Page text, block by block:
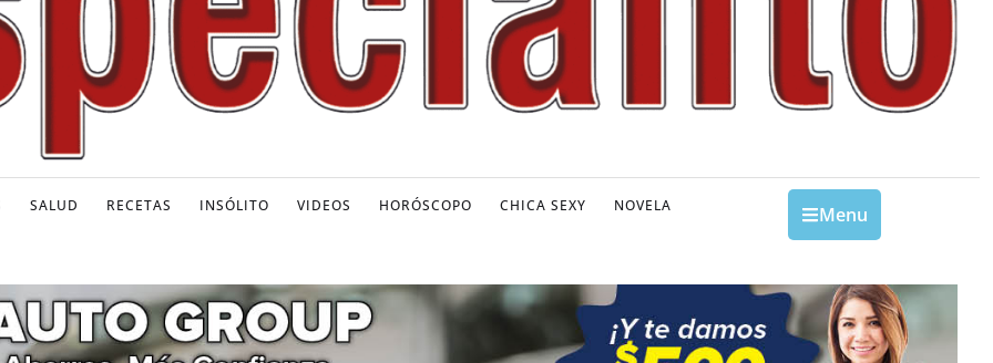
SALUD RECETAS INSÓLITO VIDEOS HORÓSCOPO CHICA SEXY NOVELA Menu